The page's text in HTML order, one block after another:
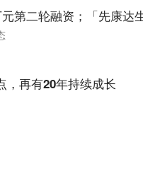
第二轮融资；「先康达
，再有20年持续成长